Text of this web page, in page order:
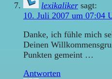
lexikaliker sagt:
10. Juli 2007 um 07:04
Danke, ich fühle mich
Deinen
Punkten gemeint …
Antworten